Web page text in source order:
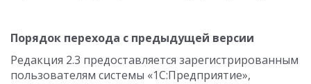
Порядок перехода с предыдущей версии
Редакция 2.3 предоставляется зарегистрированным
пользователям системы «1С:Предприятие»,